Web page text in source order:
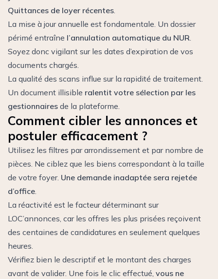
Quittances de loyer récentes.
La mise à jour annuelle est fondamentale. Un dossier
périmé entraîne l’annulation automatique du NUR.
Soyez donc vigilant sur les dates d’expiration de vos
documents chargés.
La qualité des scans influe sur la rapidité de traitement.
Un document illisible ralentit votre sélection par les
gestionnaires de la plateforme.
Comment cibler les annonces et
postuler efficacement ?
Utilisez les filtres par arrondissement et par nombre de
pièces. Ne ciblez que les biens correspondant à la taille
de votre foyer. Une demande inadaptée sera rejetée
d’office.
La réactivité est le facteur déterminant sur
LOC’annonces, car les offres les plus prisées reçoivent
des centaines de candidatures en seulement quelques
heures.
Vérifiez bien le descriptif et le montant des charges
avant de valider. Une fois le clic effectué, vous ne